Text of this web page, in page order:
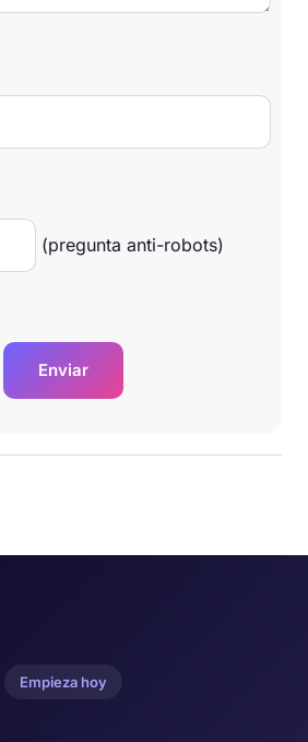
(pregunta anti-robots)
Enviar
Empieza hoy